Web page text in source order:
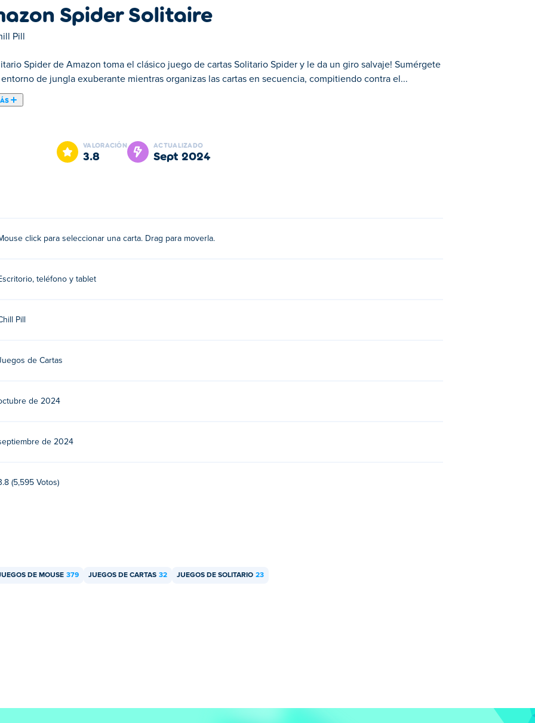
Spider Solitaire
Pill
Spider de Amazon toma el clásico juego de cartas Solitario Spider y le da un giro salvaje! Sumérgete
de jungla exuberante mientras organizas las cartas en secuencia, compitiendo contra el...
juego de cartas Solitario Spider y le da un giro salvaje! Sumérgete en un entorno de jungla exuberante
avanzar. ¿Estás listo para conquistar la jungla de cartas?
para moverla!
Solitaire gratis?
en dispositivos móviles y computadoras de escritorio?
tu computadora y dispositivos móviles como teléfonos y tabletas.
VALORACIÓN
3.8
ACTUALIZADO
sept 2024
click para seleccionar una carta. Drag para moverla.
teléfono y tablet
Pill
de Cartas
de 2024
de 2024
(5,595 Votos)
DE MOUSE 379 JUEGOS DE CARTAS 32 JUEGOS DE SOLITARIO 23